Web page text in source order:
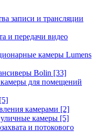
записи и трансляции
и передачи видео
камеры Lumens
Bolin [33]
для помещений
[5]
камерами [2]
камеры [5]
и потокового